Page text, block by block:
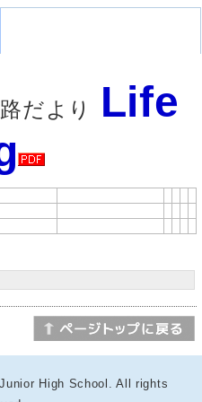
だより
Life
High School. All rights